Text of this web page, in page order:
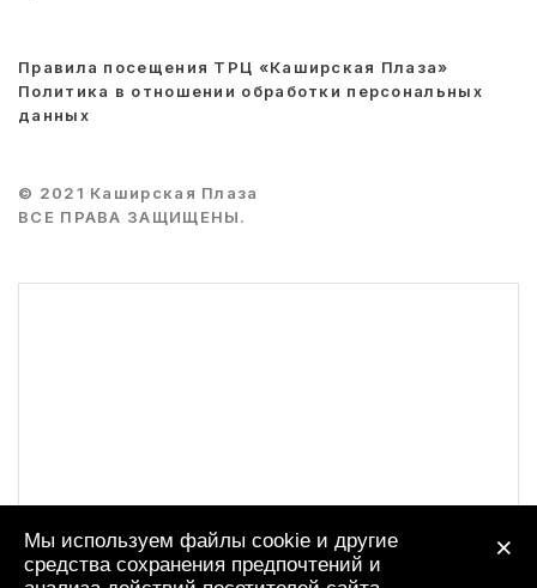
Правила посещения ТРЦ «Каширская Плаза»
Политика в отношении обработки персональных
данных
© 2021 Каширская Плаза
ВСЕ ПРАВА ЗАЩИЩЕНЫ.